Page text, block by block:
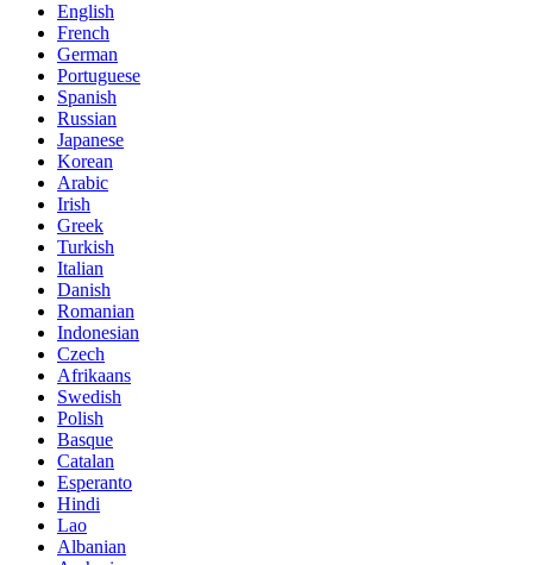
English
French
German
Portuguese
Spanish
Russian
Japanese
Korean
Arabic
Irish
Greek
Turkish
Italian
Danish
Romanian
Indonesian
Czech
Afrikaans
Swedish
Polish
Basque
Catalan
Esperanto
Hindi
Lao
Albanian